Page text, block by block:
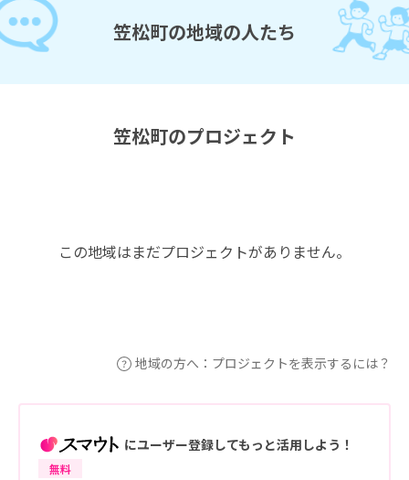
笠松町の地域の人たち
笠松町のプロジェクト
この地域はまだプロジェクトがありません。
地域の方へ：プロジェクトを表示するには？
にユーザー登録してもっと活用しよう！
無料